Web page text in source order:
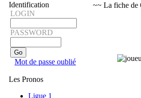
Identification
LOGIN
PASSWORD
Mot de passe oublié
Les Pronos
Ligue 1
~~ La fiche de